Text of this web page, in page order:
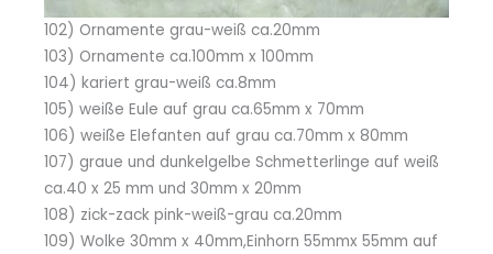
102) Ornamente grau-weiß ca.20mm
103) Ornamente ca.100mm x 100mm
104) kariert grau-weiß ca.8mm
105) weiße Eule auf grau ca.65mm x 70mm
106) weiße Elefanten auf grau ca.70mm x 80mm
107) graue und dunkelgelbe Schmetterlinge auf weiß
ca.40 x 25 mm und 30mm x 20mm
108) zick-zack pink-weiß-grau ca.20mm
109) Wolke 30mm x 40mm,Einhorn 55mmx 55mm auf